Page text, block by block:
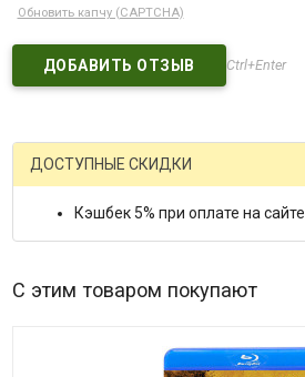
Обновить капчу (CAPTCHA)
Ctrl+Enter
ДОСТУПНЫЕ СКИДКИ
Кэшбек 5% при оплате на сайте
С этим товаром покупают